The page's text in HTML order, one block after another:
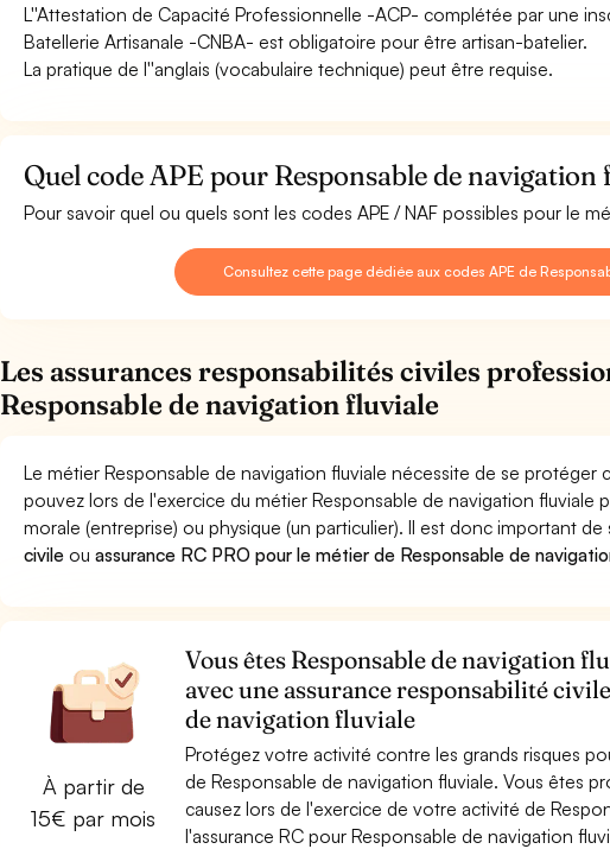
L''Attestation de Capacité Professionnelle -ACP- complétée par une
Batellerie Artisanale -CNBA- est obligatoire pour être artisan-batelier.
La pratique de l''anglais (vocabulaire technique) peut être requise.
Quel code APE pour Responsable de navigation
Pour savoir quel ou quels sont les codes APE / NAF possibles pour le
Consultez cette page dédiée aux codes APE de
Les assurances responsabilités civiles
Responsable de navigation fluviale
Le métier Responsable de navigation fluviale nécessite de se protéger
pouvez lors de l'exercice du métier Responsable de navigation
morale (entreprise) ou physique (un particulier). Il est donc important
civile ouassurance RC PRO pour le métier de Responsable de
À partir de
15€ par mois
Vous êtes Responsable de navigation
avec une assurance responsabilité
de navigation fluviale
Protégez votre activité contre les grands risques
de Responsable de navigation fluviale. Vous êtes
causez lors de l'exercice de votre activité de
l'assurance RC pour Responsable de navigation